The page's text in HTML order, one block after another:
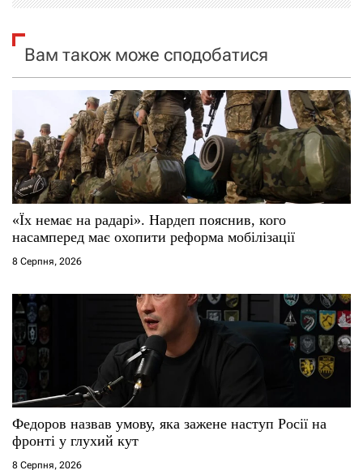
і
я
з
п
и
с
і
в
Вам також може сподобатися
«Їх немає на радарі». Нардеп пояснив, кого
насамперед має охопити реформа мобілізації
8 Серпня, 2026
Федоров назвав умову, яка зажене наступ Росії на
фронті у глухий кут
8 Серпня, 2026